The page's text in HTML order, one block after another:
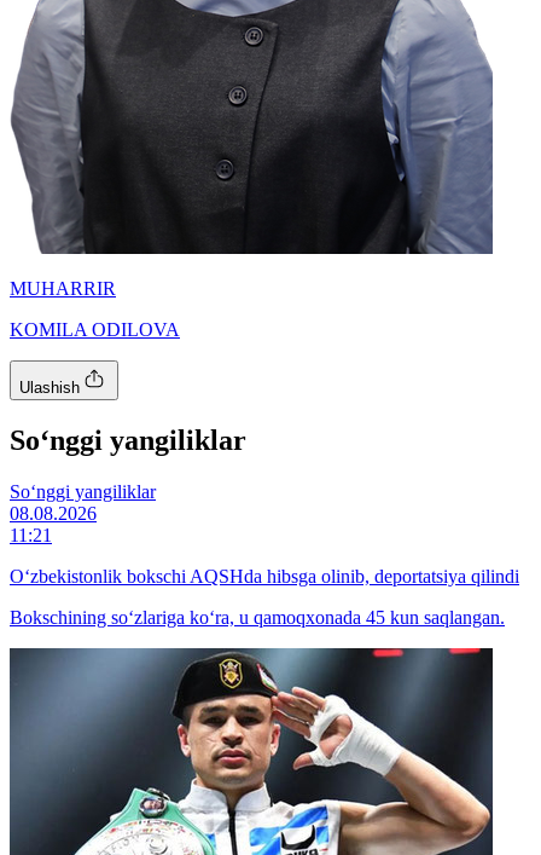
MUHARRIR
KOMILA ODILOVA
Ulashish
So‘nggi yangiliklar
So‘nggi yangiliklar
08.08.2026
11:21
O‘zbekistonlik bokschi AQSHda hibsga olinib, deportatsiya qilindi
Bokschining so‘zlariga ko‘ra, u qamoqxonada 45 kun saqlangan.